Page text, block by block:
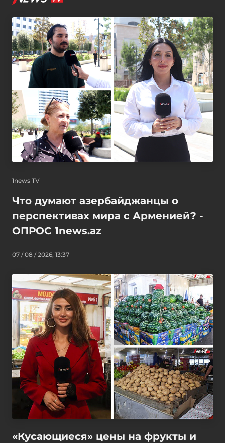
1news TV
Что думают азербайджанцы о
перспективах мира с Арменией? -
ОПРОС 1news.az
07 / 08 / 2026, 13:37
«Кусающиеся» цены на фрукты и